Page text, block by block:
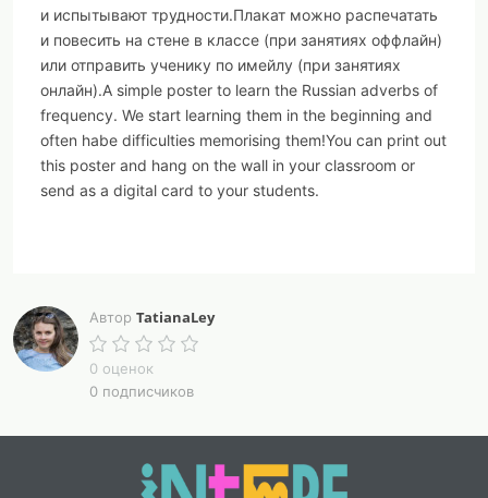
и испытывают трудности.Плакат можно распечатать
и повесить на стене в классе (при занятиях оффлайн)
или отправить ученику по имейлу (при занятиях
онлайн).A simple poster to learn the Russian adverbs of
frequency. We start learning them in the beginning and
often habe difficulties memorising them!You can print out
this poster and hang on the wall in your classroom or
send as a digital card to your students.
Автор TatianaLey
0 оценок
0 подписчиков